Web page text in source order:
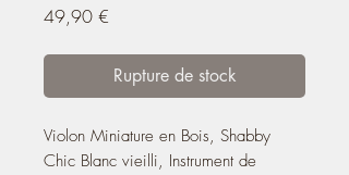
49,90 €
Rupture de stock
Violon Miniature en Bois, Shabby
Chic Blanc vieilli, Instrument de